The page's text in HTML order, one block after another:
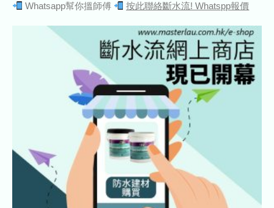
Whatsapp幫你搵師傅 按此聯絡斷水流! Whatspp報價